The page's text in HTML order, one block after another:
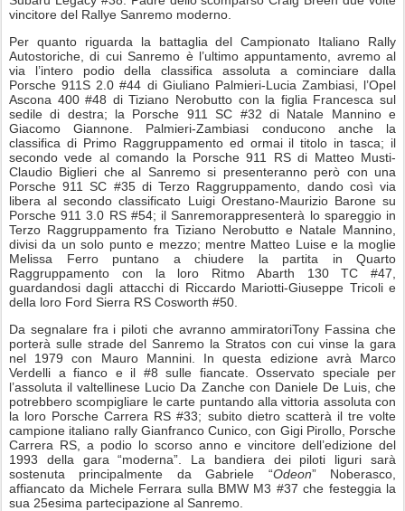
vincitore del Rallye Sanremo moderno.
Per quanto riguarda la battaglia del Campionato Italiano Rally
Autostoriche, di cui Sanremo è l’ultimo appuntamento, avremo al
via l’intero podio della classifica assoluta a cominciare dalla
Porsche 911S 2.0 #44 di Giuliano Palmieri-Lucia Zambiasi, l’Opel
Ascona 400 #48 di Tiziano Nerobutto con la figlia Francesca sul
sedile di destra; la Porsche 911 SC #32 di Natale Mannino e
Giacomo Giannone. Palmieri-Zambiasi conducono anche la
classifica di Primo Raggruppamento ed ormai il titolo in tasca; il
secondo vede al comando la Porsche 911 RS di Matteo Musti-
Claudio Biglieri che al Sanremo si presenteranno però con una
Porsche 911 SC #35 di Terzo Raggruppamento, dando così via
libera al secondo classificato Luigi Orestano-Maurizio Barone su
Porsche 911 3.0 RS #54; il Sanremorappresenterà lo spareggio in
Terzo Raggruppamento fra Tiziano Nerobutto e Natale Mannino,
divisi da un solo punto e mezzo; mentre Matteo Luise e la moglie
Melissa Ferro puntano a chiudere la partita in Quarto
Raggruppamento con la loro Ritmo Abarth 130 TC #47,
guardandosi dagli attacchi di Riccardo Mariotti-Giuseppe Tricoli e
della loro Ford Sierra RS Cosworth #50.
Da segnalare fra i piloti che avranno ammiratoriTony Fassina che
porterà sulle strade del Sanremo la Stratos con cui vinse la gara
nel 1979 con Mauro Mannini. In questa edizione avrà Marco
Verdelli a fianco e il #8 sulle fiancate. Osservato speciale per
l’assoluta il valtellinese Lucio Da Zanche con Daniele De Luis, che
potrebbero scompigliare le carte puntando alla vittoria assoluta con
la loro PorscheCarrera RS #33; subito dietro scatterà il tre volte
campione italiano rally Gianfranco Cunico, con Gigi Pirollo, Porsche
Carrera RS, a podio lo scorso anno e vincitore dell’edizione del
1993 della gara “moderna”. La bandiera dei piloti liguri sarà
sostenuta principalmente da Gabriele “Odeon” Noberasco,
affiancato da Michele Ferrara sulla BMW M3 #37 che festeggia la
sua 25esima partecipazione al Sanremo.